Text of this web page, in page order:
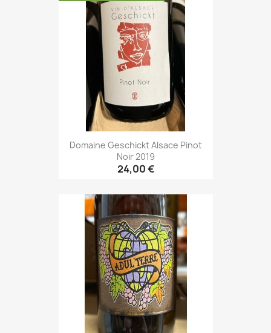
Domaine Geschickt Alsace Pinot
Noir 2019
24,00 €